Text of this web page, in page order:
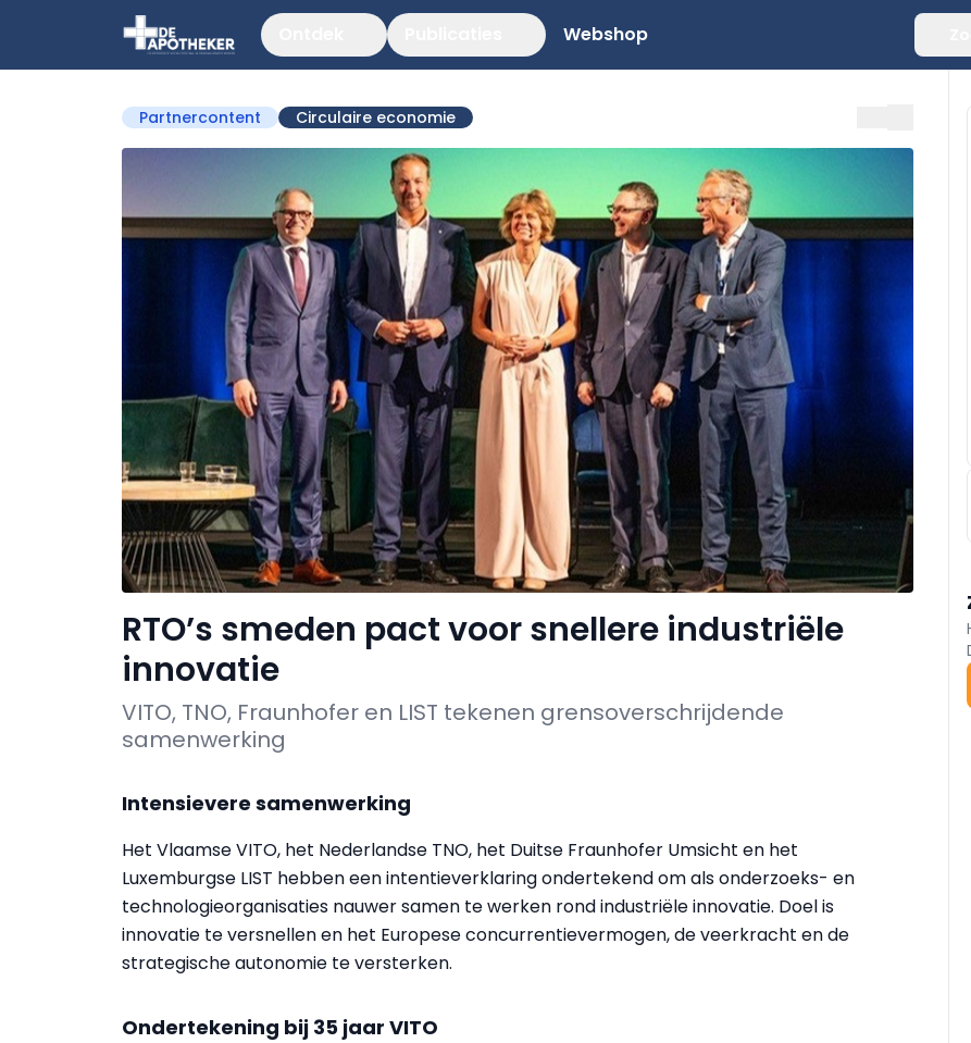
Webshop
Partnercontent Circulaire economie
RTO’s smeden pact voor snellere industriële
innovatie
VITO, TNO, Fraunhofer en LIST tekenen grensoverschrijdende
samenwerking
Intensievere samenwerking
Het Vlaamse VITO, het Nederlandse TNO, het Duitse Fraunhofer Umsicht en het
Luxemburgse LIST hebben een intentieverklaring ondertekend om als onderzoeks- en
technologieorganisaties nauwer samen te werken rond industriële innovatie. Doel is
innovatie te versnellen en het Europese concurrentievermogen, de veerkracht en de
strategische autonomie te versterken.
Ondertekening bij 35 jaar VITO